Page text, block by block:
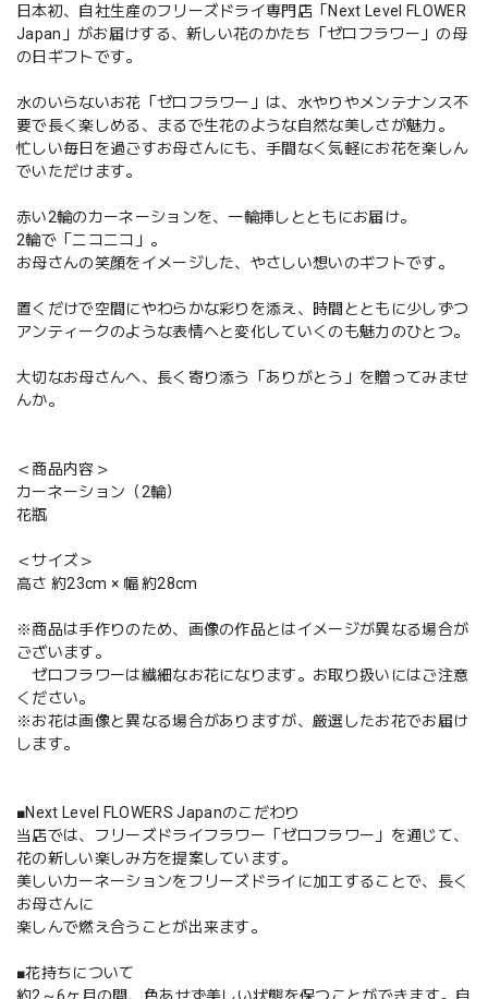
日本初、自社生産のフリーズドライ専門店「Next Level FLOWER
Japan」がお届けする、新しい花のかたち「ゼロフラワー」の母
の日ギフトです。
水のいらないお花「ゼロフラワー」は、水やりやメンテナンス不
要で長く楽しめる、まるで生花のような自然な美しさが魅力。
忙しい毎日を過ごすお母さんにも、手間なく気軽にお花を楽しん
でいただけます。
赤い2輪のカーネーションを、一輪挿しとともにお届け。
2輪で「ニコニコ」。
お母さんの笑顔をイメージした、やさしい想いのギフトです。
置くだけで空間にやわらかな彩りを添え、時間とともに少しずつ
アンティークのような表情へと変化していくのも魅力のひとつ。
大切なお母さんへ、長く寄り添う「ありがとう」を贈ってみませ
んか。
＜商品内容＞
カーネーション（2輪）
花瓶
＜サイズ＞
高さ 約23cm × 幅 約28cm
※商品は手作りのため、画像の作品とはイメージが異なる場合が
ございます。
ゼロフラワーは繊細なお花になります。お取り扱いにはご注意
ください。
※お花は画像と異なる場合がありますが、厳選したお花でお届け
します。
■Next Level FLOWERS Japanのこだわり
当店では、フリーズドライフラワー「ゼロフラワー」を通じて、
花の新しい楽しみ方を提案しています。
美しいカーネーションをフリーズドライに加工することで、長く
お母さんに
楽しんで燃え合うことが出来ます。
■花持ちについて